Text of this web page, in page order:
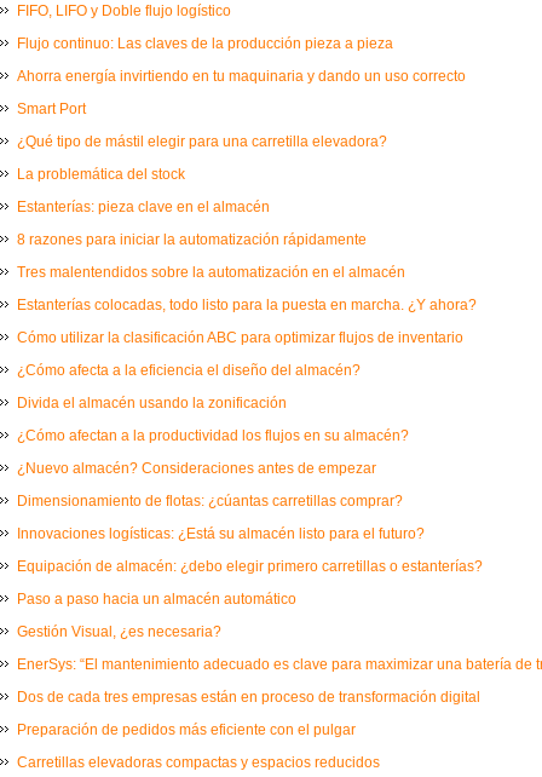
FIFO, LIFO y Doble flujo logístico
Flujo continuo: Las claves de la producción pieza a pieza
Ahorra energía invirtiendo en tu maquinaria y dando un uso correcto
Smart Port
¿Qué tipo de mástil elegir para una carretilla elevadora?
La problemática del stock
Estanterías: pieza clave en el almacén
8 razones para iniciar la automatización rápidamente
Tres malentendidos sobre la automatización en el almacén
Estanterías colocadas, todo listo para la puesta en marcha. ¿Y ahora?
Cómo utilizar la clasificación ABC para optimizar flujos de inventario
¿Cómo afecta a la eficiencia el diseño del almacén?
Divida el almacén usando la zonificación
¿Cómo afectan a la productividad los flujos en su almacén?
¿Nuevo almacén? Consideraciones antes de empezar
Dimensionamiento de flotas: ¿cúantas carretillas comprar?
Innovaciones logísticas: ¿Está su almacén listo para el futuro?
Equipación de almacén: ¿debo elegir primero carretillas o estanterías?
Paso a paso hacia un almacén automático
Gestión Visual, ¿es necesaria?
EnerSys: “El mantenimiento adecuado es clave para maximizar una batería de
Dos de cada tres empresas están en proceso de transformación digital
Preparación de pedidos más eficiente con el pulgar
Carretillas elevadoras compactas y espacios reducidos